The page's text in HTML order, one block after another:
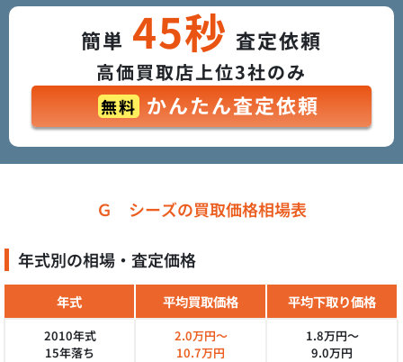
簡単 45秒 査定依頼
高価買取店上位3社のみ
無料 かんたん査定依頼
Ｇ シーズの買取価格相場表
年式別の相場・査定価格
年式 平均買取価格 平均下取り価格
2010年式
15年落ち
2.0万円～
10.7万円
1.8万円～
9.0万円